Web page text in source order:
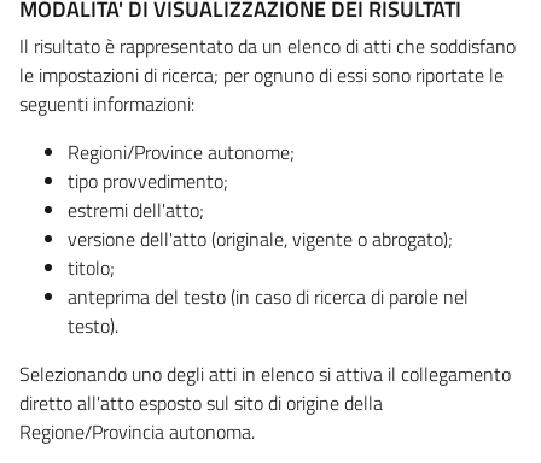
MODALITA' DI VISUALIZZAZIONE DEI RISULTATI
Il risultato è rappresentato da un elenco di atti che soddisfano
le impostazioni di ricerca; per ognuno di essi sono riportate le
seguenti informazioni:
Regioni/Province autonome;
tipo provvedimento;
estremi dell'atto;
versione dell'atto (originale, vigente o abrogato);
titolo;
anteprima del testo (in caso di ricerca di parole nel
testo).
Selezionando uno degli atti in elenco si attiva il collegamento
diretto all'atto esposto sul sito di origine della
Regione/Provincia autonoma.